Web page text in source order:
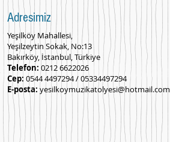
Adresimiz
Yeşilköy Mahallesi,
Yeşilzeytin Sokak, No:13
Bakırköy, İstanbul, Türkiye
Telefon: 0212 6622026
Cep: 0544 4497294 / 05334497294
E-posta: yesilkoymuzikatolyesi@hotmail.com